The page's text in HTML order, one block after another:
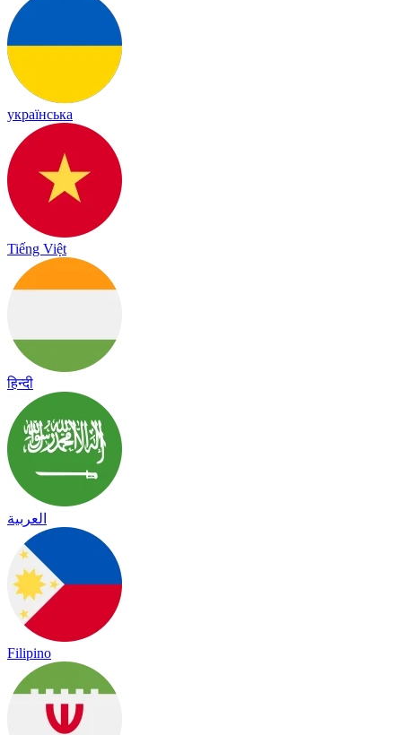
українська
Tiếng Việt
हिन्दी
العربية
Filipino